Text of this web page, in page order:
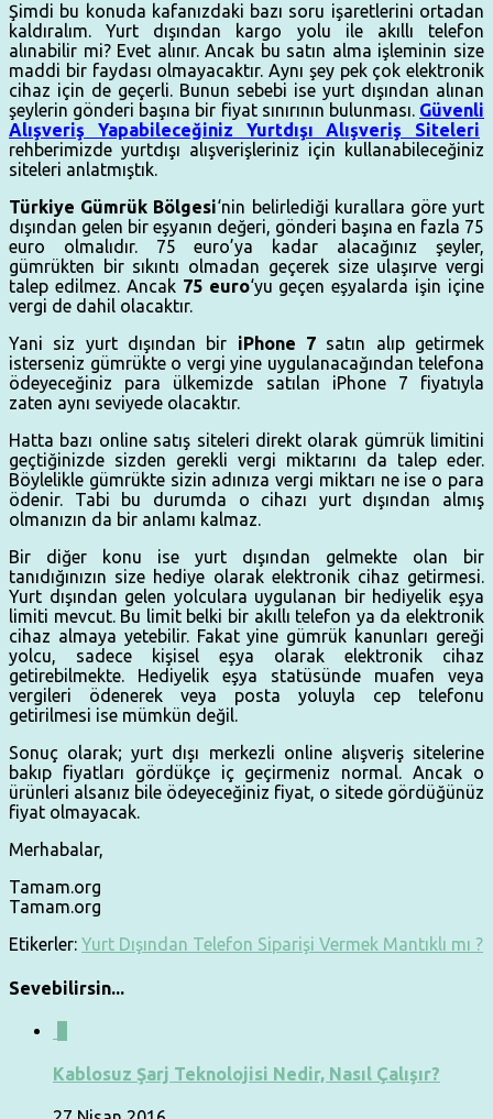
Şimdi bu konuda kafanızdaki bazı soru işaretlerini ortadan
kaldıralım. Yurt dışından kargo yolu ile akıllı telefon
alınabilir mi? Evet alınır. Ancak bu satın alma işleminin size
maddi bir faydası olmayacaktır. Aynı şey pek çok elektronik
cihaz için de geçerli. Bunun sebebi ise yurt dışından alınan
şeylerin gönderi başına bir fiyat sınırının bulunması. Güvenli
Alışveriş Yapabileceğiniz Yurtdışı Alışveriş Siteleri
rehberimizde yurtdışı alışverişleriniz için kullanabileceğiniz
siteleri anlatmıştık.
Türkiye Gümrük Bölgesi‘nin belirlediği kurallara göre yurt
dışından gelen bir eşyanın değeri, gönderi başına en fazla 75
euro olmalıdır. 75 euro’ya kadar alacağınız şeyler,
gümrükten bir sıkıntı olmadan geçerek size ulaşırve vergi
talep edilmez. Ancak 75 euro‘yu geçen eşyalarda işin içine
vergi de dahil olacaktır.
Yani siz yurt dışından bir iPhone 7 satın alıp getirmek
isterseniz gümrükte o vergi yine uygulanacağından telefona
ödeyeceğiniz para ülkemizde satılan iPhone 7 fiyatıyla
zaten aynı seviyede olacaktır.
Hatta bazı online satış siteleri direkt olarak gümrük limitini
geçtiğinizde sizden gerekli vergi miktarını da talep eder.
Böylelikle gümrükte sizin adınıza vergi miktarı ne ise o para
ödenir. Tabi bu durumda o cihazı yurt dışından almış
olmanızın da bir anlamı kalmaz.
Bir diğer konu ise yurt dışından gelmekte olan bir
tanıdığınızın size hediye olarak elektronik cihaz getirmesi.
Yurt dışından gelen yolculara uygulanan bir hediyelik eşya
limiti mevcut. Bu limit belki bir akıllı telefon ya da elektronik
cihaz almaya yetebilir. Fakat yine gümrük kanunları gereği
yolcu, sadece kişisel eşya olarak elektronik cihaz
getirebilmekte. Hediyelik eşya statüsünde muafen veya
vergileri ödenerek veya posta yoluyla cep telefonu
getirilmesi ise mümkün değil.
Sonuç olarak; yurt dışı merkezli online alışveriş sitelerine
bakıp fiyatları gördükçe iç geçirmeniz normal. Ancak o
ürünleri alsanız bile ödeyeceğiniz fiyat, o sitede gördüğünüz
fiyat olmayacak.
Merhabalar,
Tamam.org
Tamam.org
Etikerler: Yurt Dışından Telefon Siparişi Vermek Mantıklı mı ?
Sevebilirsin...
Kablosuz Şarj Teknolojisi Nedir, Nasıl Çalışır?